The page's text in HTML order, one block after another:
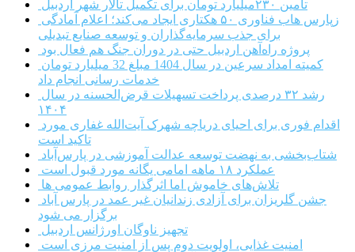
تامین ۲۳۰میلیارد تومان برای تکمیل تالار شهر اردبیل
برای جذب سرمایه‌گذاران و توسعه صنایع تبدیلی
پروژه راه‌آهن اردبیل حتی در دوران جنگ هم فعال بود
خدمات رسانی انجام داد
۱۴۰۴
تاکید است
شتاب‌بخشی به نهضت توسعه عدالت آموزشی در پارس‌آباد
عملکرد ۱۸ ماهه امامی یگانه مورد قبول است
تلاش‌های خاموش اما اثرگذار روابط عمومی ها
برگزار می شود
تجهیز ناوگان اورژانس اردبیل
امنیت غذایی، اولویت دوم پس از امنیت مرزی است